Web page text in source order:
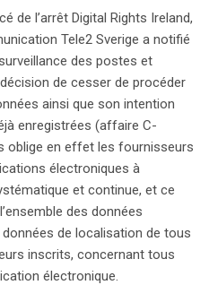
garantissant que
pour des enquêtes
et ce, sous
une avancée
des droits fondamentaux
nécessité d’une
la conservation des
place la protection des
des valeurs
de céder à des
et non justifiées.
de l’arrêt Digital Rights Ireland,
Tele2 Sverige a notifié
des postes et
de cesser de procéder
ainsi que son intention
enregistrées (affaire C-
oblige en effet les fournisseurs
électroniques à
et continue, et ce
des données
de localisation de tous
inscrits, concernant tous
électronique.